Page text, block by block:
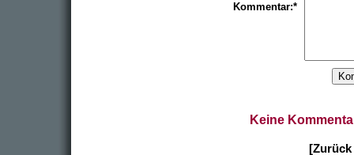
Kommentar:*
Keine